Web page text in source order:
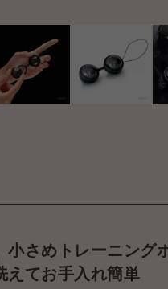
さめトレーニング
えてお手入れ簡単